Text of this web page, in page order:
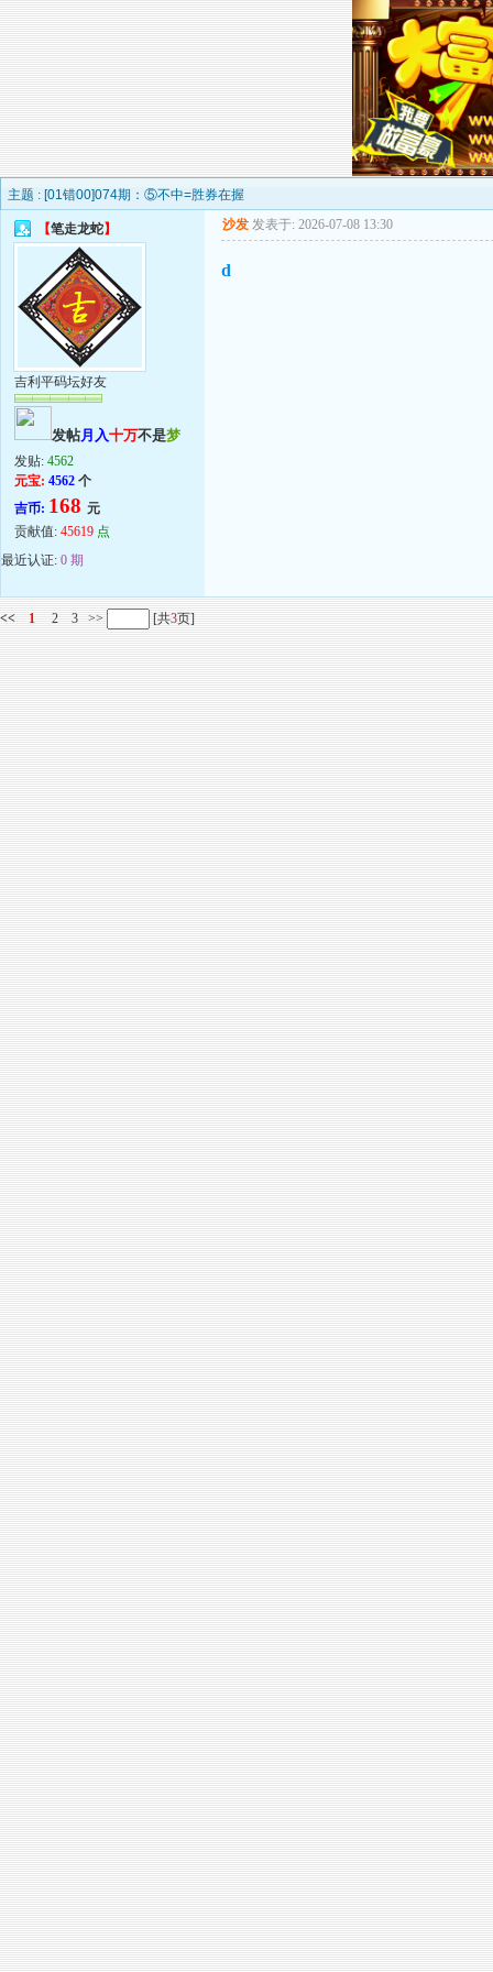
主题 : [01错00]074期：⑤不中=胜券在握
【笔走龙蛇】
吉利平码坛好友
发帖月入十万不是梦
发贴: 4562
元宝: 4562 个
吉币: 168 元
贡献值: 45619 点
最近认证: 0 期
沙发 发表于: 2026-07-08 13:30
d
<< 1 2 3 >> [共3页]